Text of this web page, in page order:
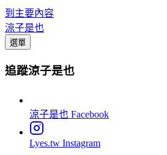
到主要內容
涼子是也
選單
追蹤涼子是也
涼子是也 Facebook
Lyes.tw Instagram